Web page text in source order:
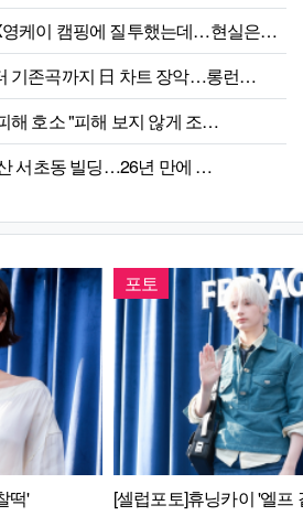
영케이 캠핑에 질투했는데…현실은…
기존곡까지 日 차트 장악…롱런…
해 호소 "피해 보지 않게 조…
서초동 빌딩…26년 만에 …
떡'
포토
[셀럽포토]휴닝카이 '엘프